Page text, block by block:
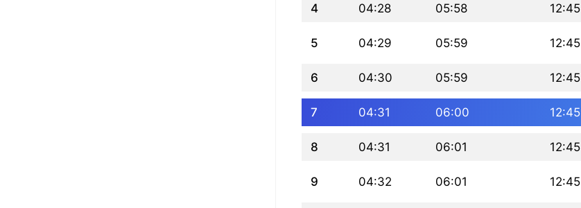
4 04:28 05:58 12:45
5 04:29 05:59 12:45
6 04:30 05:59 12:45
7 04:31 06:00 12:45
8 04:31 06:01 12:45
9 04:32 06:01 12:45